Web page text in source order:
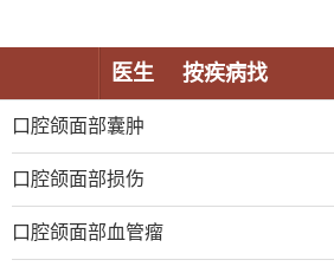
医生 按疾病找
口腔颌面部囊肿
口腔颌面部损伤
口腔颌面部血管瘤